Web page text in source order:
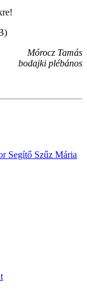
Mórocz Tamás
bodajki plébános
Segítő Szűz Mária